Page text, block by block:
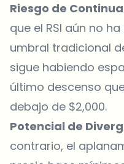
Riesgo de
que el RSI aún no
umbral tradicional
sigue habiendo
último descenso
debajo de $2,000.
Potencial de
contrario, el